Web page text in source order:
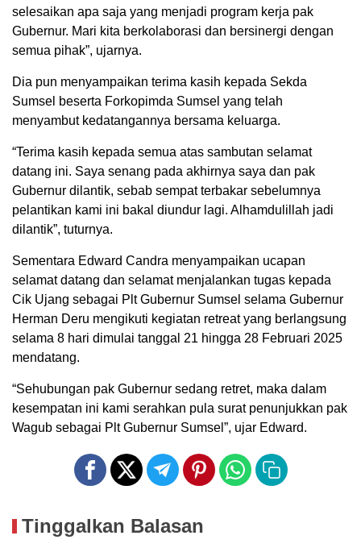
selesaikan apa saja yang menjadi program kerja pak
Gubernur. Mari kita berkolaborasi dan bersinergi dengan
semua pihak”, ujarnya.
Dia pun menyampaikan terima kasih kepada Sekda
Sumsel beserta Forkopimda Sumsel yang telah
menyambut kedatangannya bersama keluarga.
“Terima kasih kepada semua atas sambutan selamat
datang ini. Saya senang pada akhirnya saya dan pak
Gubernur dilantik, sebab sempat terbakar sebelumnya
pelantikan kami ini bakal diundur lagi. Alhamdulillah jadi
dilantik”, tuturnya.
Sementara Edward Candra menyampaikan ucapan
selamat datang dan selamat menjalankan tugas kepada
Cik Ujang sebagai Plt Gubernur Sumsel selama Gubernur
Herman Deru mengikuti kegiatan retreat yang berlangsung
selama 8 hari dimulai tanggal 21 hingga 28 Februari 2025
mendatang.
“Sehubungan pak Gubernur sedang retret, maka dalam
kesempatan ini kami serahkan pula surat penunjukkan pak
Wagub sebagai Plt Gubernur Sumsel”, ujar Edward.
Tinggalkan Balasan